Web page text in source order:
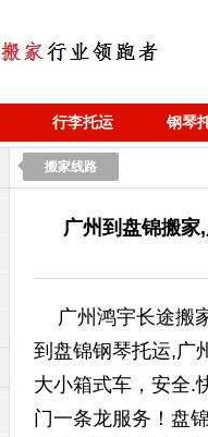
行李托运 钢琴
搬家线路
广州到盘锦搬家
广州鸿宇长途搬
到盘锦钢琴托运,广
大小箱式车，安全.
门一条龙服务！盘